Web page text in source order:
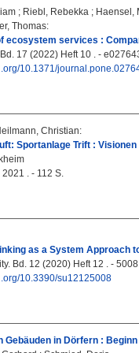
; Riebl, Rebekka ; Haensel,
Thomas:
ecosystem services :
17 (2022) Heft 10 . -
10.1371/
Christian:
Sportanlage Trift :
. - 112 S.
as a System Approach
Bd. 12 (2020) Heft 12 . -
10.3390/su12125008
Gebäuden in Dörfern :